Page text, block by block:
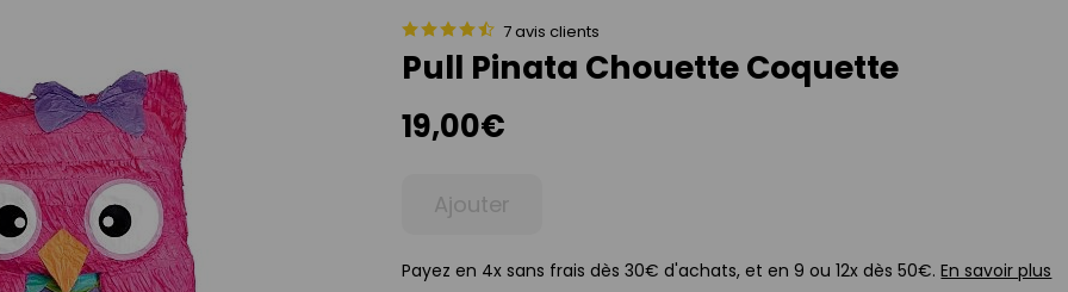
7 avis clients
Pull Pinata Chouette Coquette
19,00€
Ajouter
Payez en 4x sans frais dès 30€ d'achats, et en 9 ou 12x dès 50€.En savoir plus